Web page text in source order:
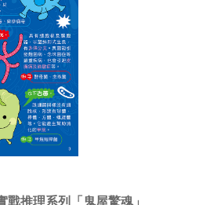
戰推理系列「鬼屋驚魂」